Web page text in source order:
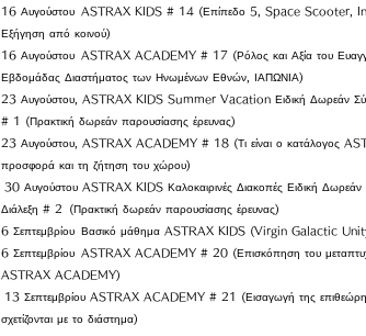
16 Αυγούστου
ASTRAX KIDS # 14 (Επίπεδο 5, Space Scooter,
Εξήγηση από κοινού)
16 Αυγούστου
ASTRAX ACADEMY # 17 (Ρόλος και Αξία του
Εβδομάδας Διαστήματος των Ηνωμένων Εθνών, ΙΑΠΩΝΙΑ)
23 Αυγούστου, ASTRAX KIDS Summer Vacation Ειδική Δωρεάν
# 1 (Πρακτική δωρεάν παρουσίασης έρευνας)
23 Αυγούστου, ASTRAX ACADEMY # 18 (Τι είναι ο κατάλογος
προσφορά και τη ζήτηση του χώρου)
30 Αυγούστου ASTRAX KIDS Καλοκαιρινές Διακοπές Ειδική
Διάλεξη # 2
(Πρακτική δωρεάν παρουσίασης έρευνας)
6 Σεπτεμβρίου Βασικό μάθημα ASTRAX KIDS (Virgin Galactic
6 Σεπτεμβρίου
ASTRAX ACADEMY # 20 (Επισκόπηση του
ASTRAX ACADEMY)
13 Σεπτεμβρίου ASTRAX ACADEMY # 21 (Εισαγωγή της
σχετίζονται με το διάστημα)